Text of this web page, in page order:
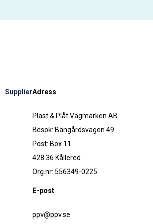
SupplierAdress
Plast & Plåt Vägmärken AB
Besök: Bangårdsvägen 49
Post: Box 11
428 36 Kållered
Org.nr: 556349-0225
E-post
ppv@ppv.se